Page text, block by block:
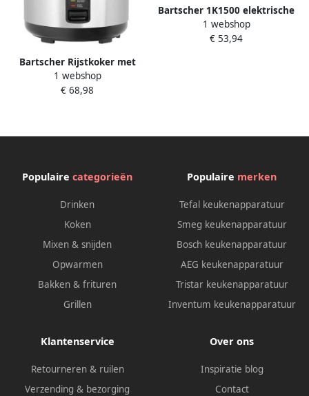
Bartscher Rijstkoker met
Stomer 1 8 Liter met
Warmhoudfunctie Ø29x(H)29
1 webshop
€ 68,98
Bartscher 1K1500 elektrische
kookplaat 1500 watt RVS
1 webshop
€ 53,94
Populaire categorieën
Drinken
Koken
Mixen & snijden
Opwarmen
Bakken & frituren
Grillen
Populaire merken
Tefal keukenapparatuur
Smeg keukenapparatuur
Bosch keukenapparatuur
AEG keukenapparatuur
Tristar keukenapparatuur
Inventum keukenapparatuur
Klantenservice
Retourneren & ruilen
Verzending & bezorging
Over ons
Inspiratie blog
Contact